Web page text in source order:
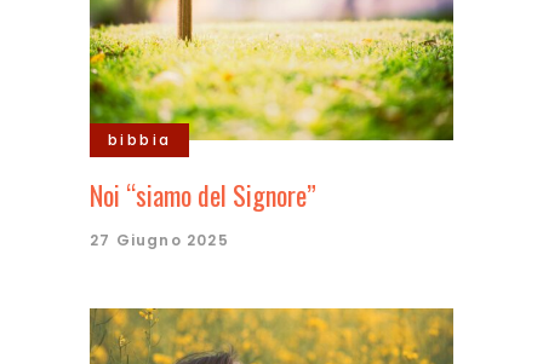
bibbia
Noi “siamo del Signore”
27 Giugno 2025